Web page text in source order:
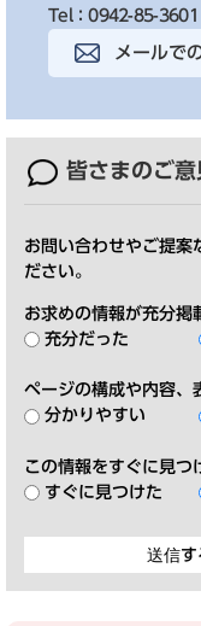
Tel：0942-85-3601
メールで
皆さまのご意
お問い合わせやご提案
ださい。
お求めの情報が充分掲
充分だった
ページの構成や内容、
分かりやすい
この情報をすぐに見つ
すぐに見つけた